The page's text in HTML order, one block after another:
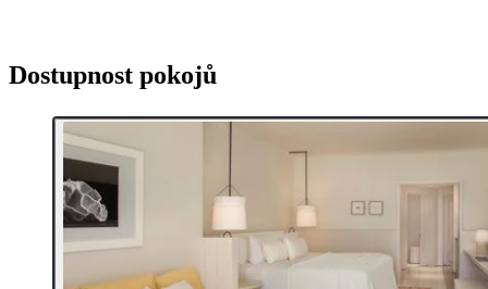
Dostupnost pokojů